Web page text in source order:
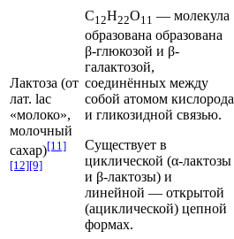
Лактоза (от
лат. lac
«молоко»,
молочный
сахар)[11]
[12][9]
С12Н22О11 — молекула
образована образована
β-глюкозой и β-
галактозой,
соединённых между
собой атомом кислорода
и гликозидной связью.
Существует в
циклической (α-лактозы
и β-лактозы) и
линейной — открытой
(ациклической) цепной
формах.